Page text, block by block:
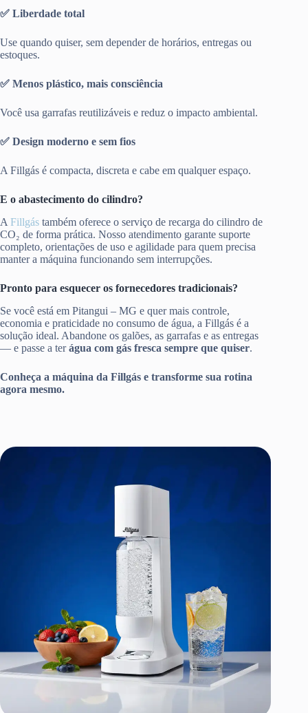
✅ Liberdade total
Use quando quiser, sem depender de horários, entregas ou
estoques.
✅ Menos plástico, mais consciência
Você usa garrafas reutilizáveis e reduz o impacto ambiental.
✅ Design moderno e sem fios
A Fillgás é compacta, discreta e cabe em qualquer espaço.
E o abastecimento do cilindro?
A Fillgás também oferece o serviço de recarga do cilindro de
CO₂ de forma prática. Nosso atendimento garante suporte
completo, orientações de uso e agilidade para quem precisa
manter a máquina funcionando sem interrupções.
Pronto para esquecer os fornecedores tradicionais?
Se você está em Pitangui – MG e quer mais controle,
economia e praticidade no consumo de água, a Fillgás é a
solução ideal. Abandone os galões, as garrafas e as entregas
— e passe a terágua com gás fresca sempre que quiser.
Conheça a máquina da Fillgás e transforme sua rotina
agora mesmo.